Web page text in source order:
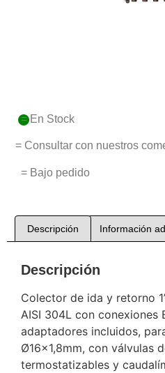
= En Stock
= Consultar con nuestros
= Bajo pedido
Descripción Información
Descripción
Colector de ida y retorno
AISI 304L con conexiones
adaptadores incluidos,
Ø16×1,8mm, con válvulas
termostatizables y